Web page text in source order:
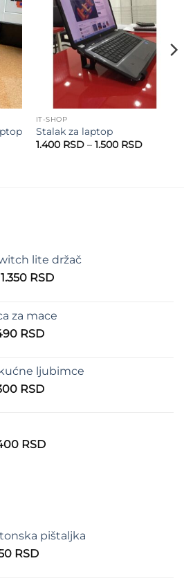
to
Add to
IT-SHOP
Stalak za laptop
1.400 RSD – 1.500 RSDRaspon
lite držač
1.350 RSDRaspon
1.250 RSD
za mace
RSDRaspon
390 RSD
do
ljubimce
RSDRaspon
do
RSDRaspon
pištaljka
RSDRaspon